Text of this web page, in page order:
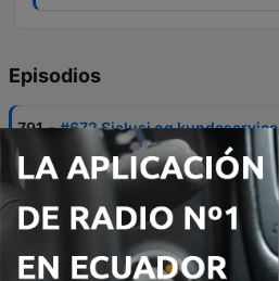
Episodios
791 - #672 Sjalusi og kundeservice
06 ago. 2026
790 - #671 Manipulerte minner
30 jul. 2026